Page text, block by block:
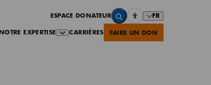
ESPACE DONATEUR FR
NOTRE EXPERTISE CARRIÈRES FAIRE UN DON